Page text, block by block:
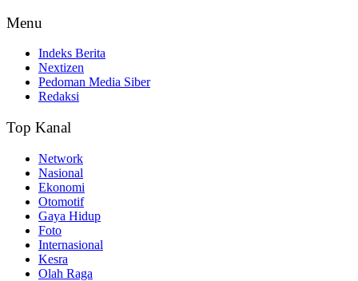
Menu
Indeks Berita
Nextizen
Pedoman Media Siber
Redaksi
Top Kanal
Network
Nasional
Ekonomi
Otomotif
Gaya Hidup
Foto
Internasional
Kesra
Olah Raga